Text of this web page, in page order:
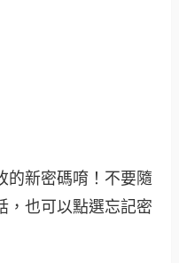
的新密碼唷！不要隨
，也可以點選忘記密